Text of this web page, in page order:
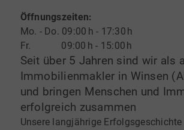
Öffnungszeiten:
Mo. - Do. 09:00 h - 17:30 h
Fr. 09:00 h - 15:00 h
Seit über 5 Jahren sind wir als
Immobilienmakler in Winsen
und bringen Menschen und
erfolgreich zusammen
Unsere langjährige